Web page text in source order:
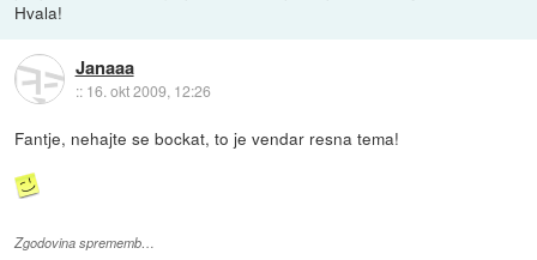
Hvala!
Janaaa
:: 16. okt 2009, 12:26
Fantje, nehajte se bockat, to je vendar resna tema!
Zgodovina sprememb…